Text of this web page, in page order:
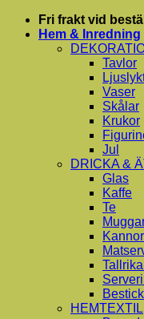
Skip
Fri frakt vid
Hem & Inredning
Tavlor
Vaser
Skålar
Krukor
Jul
DRICKA &
Glas
Kaffe
Te
Bestick
HEMTEXTIL